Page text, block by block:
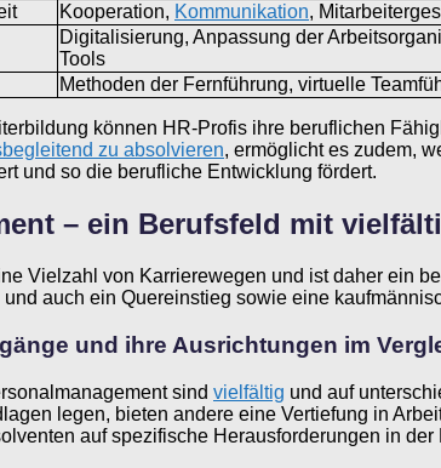
Kooperation, Kommunikation,
Digitalisierung, Anpassung der
Tools
Methoden der Fernführung, virtuelle
können HR-Profis ihre beruflichen
zu absolvieren, ermöglicht es zudem,
und so die berufliche Entwicklung fördert.
– ein Berufsfeld mit
Vielzahl von Karrierewegen und ist daher ein
und auch ein Quereinstieg sowie eine
und ihre Ausrichtungen im
sind vielfältig und auf
legen, bieten andere eine Vertiefung in
auf spezifische Herausforderungen in